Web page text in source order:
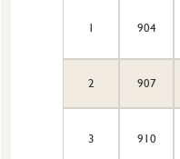
1 904
2 907
3 910